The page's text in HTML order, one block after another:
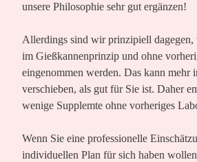
unsere Philosophie sehr gut ergänzen!
Allerdings sind wir prinzipiell dagegen,
im Gießkannenprinzip und ohne
eingenommen werden. Das kann mehr
verschieben, als gut für Sie ist. Daher
wenige Supplemte ohne vorheriges
Wenn Sie eine professionelle
individuellen Plan für sich haben